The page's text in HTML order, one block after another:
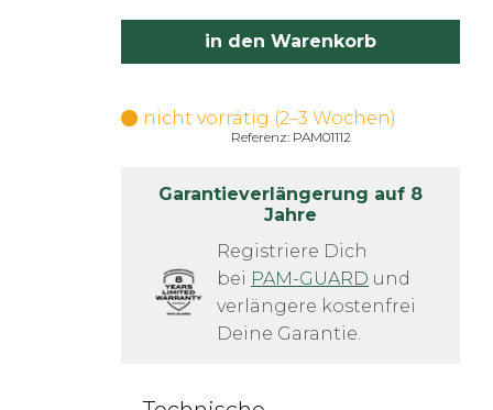
in den Warenkorb
nicht vorrätig (2–3 Wochen)
Referenz: PAM01112
Garantieverlängerung auf 8
Jahre
Registriere Dich
bei PAM-GUARD und
verlängere kostenfrei
Deine Garantie.